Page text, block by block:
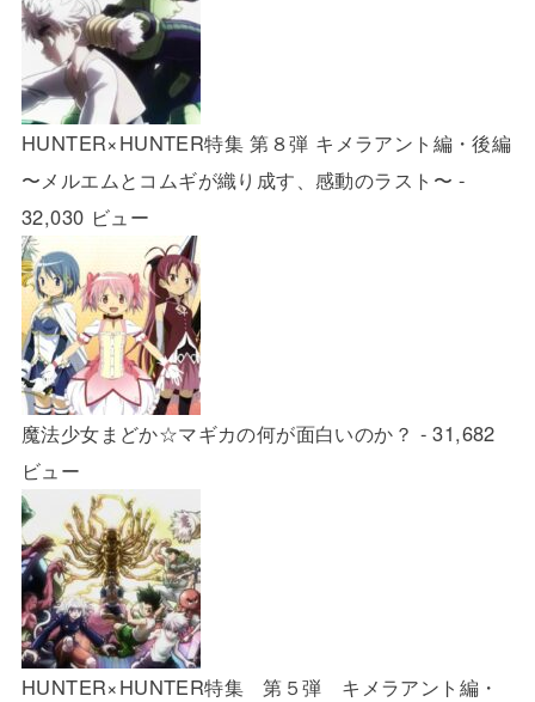
HUNTER×HUNTER特集 第８弾 キメラアント編・後編
〜メルエムとコムギが織り成す、感動のラスト〜 -
32,030 ビュー
魔法少女まどか☆マギカの何が面白いのか？ - 31,682
ビュー
HUNTER×HUNTER特集 第５弾 キメラアント編・